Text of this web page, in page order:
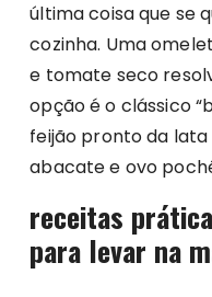
última coisa que se
cozinha. Uma
e tomate seco
opção é o clássico
feijão pronto da
abacate e ovo
receitas
para levar na